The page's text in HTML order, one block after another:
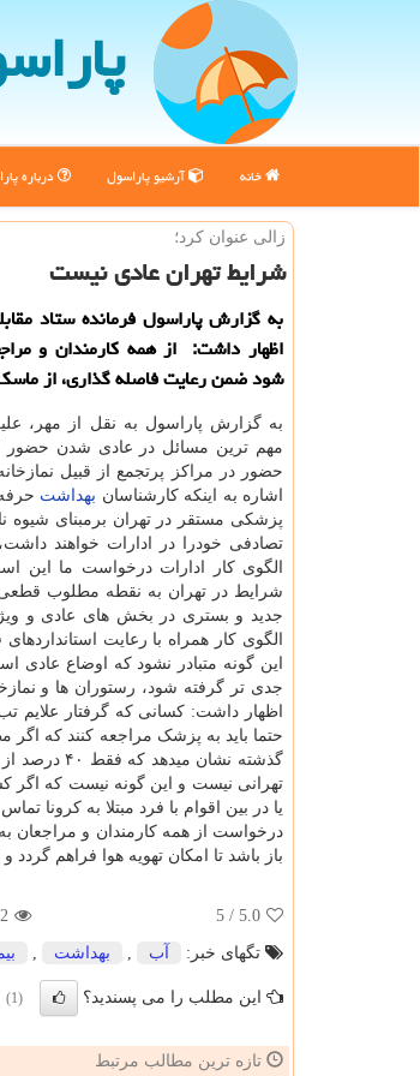
خانه آرشیو پاراسول درباره
زالی عنوان كرد؛
شرایط تهران عادی نیست
به گزارش پاراسول فرمانده ستاد
اظهار داشت: از همه كارمندان و
شود ضمن رعایت فاصله گذاری، از
به گزارش پاراسول به نقل از مهر،
مهم ترین مسائل در عادی شدن حضور
حضور در مراکز پرتجمع از قبیل
اشاره به اینکه کارشناسان بهداشت
پزشکی مستقر در تهران برمبنای شیوه
تصادفی خودرا در ادارات خواهند
الگوی کار ادارات درخواست ما این
شرایط در تهران به نقطه مطلوب قطعی
جدید و بستری در بخش های عادی و ویژه
الگوی کار همراه با رعایت
این گونه متبادر نشود که اوضاع عادی
جدی تر گرفته شود، رستوران ها و
اظهار داشت: کسانی که گرفتار
حتما باید به پزشک مراجعه کنند که اگر
گذشته
تهرانی نیست و این گونه نیست که اگر
یا در بین اقوام با فرد مبتلا به کرونا
درخواست از همه کارمندان و مراجعان
باز باشد تا امکان تهویه هوا فراهم
5.0
/ 5
تگهای خبر:
آب بهداشت
این مطلب را می پسندید؟ (1)
تازه ترین مطالب مرتبط